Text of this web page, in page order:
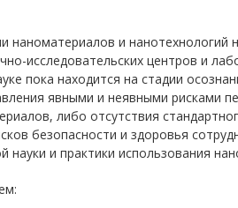
наноматериалов и
исследовательских центров и
пока находится на стадии
явными и неявными рисками
либо отсутствия
безопасности и здоровья
и практики использования